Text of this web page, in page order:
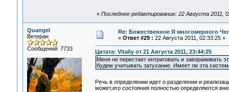
« Последнее редактирование: 22 Августа 2011,
Quangel
Ветеран
Сообщений: 7733
Re: Божественное Я многомерного
« Ответ #29 : 22 Августа 2011, 02:33:25 »
Цитата: Vitaliy от 21 Августа 2011, 23:44:25
Меня не перестает интриговать и
будем учитывать затухание. Имеет ли эта
Речь в определении идет о разделении и
может,его состояния полностью определяются